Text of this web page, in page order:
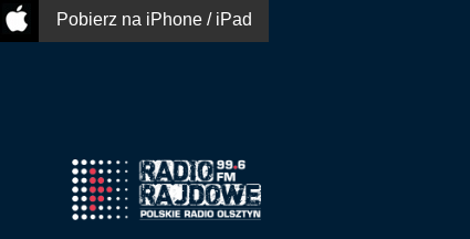
Pobierz na iPhone / iPad